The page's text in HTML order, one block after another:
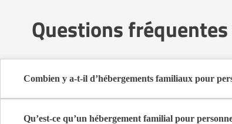
Questions
Combien y a-t-il d’hébergements familiaux pour
Ces structures offrent un cadre de vie chaleureux et
Qu’est-ce qu’un hébergement familial pour